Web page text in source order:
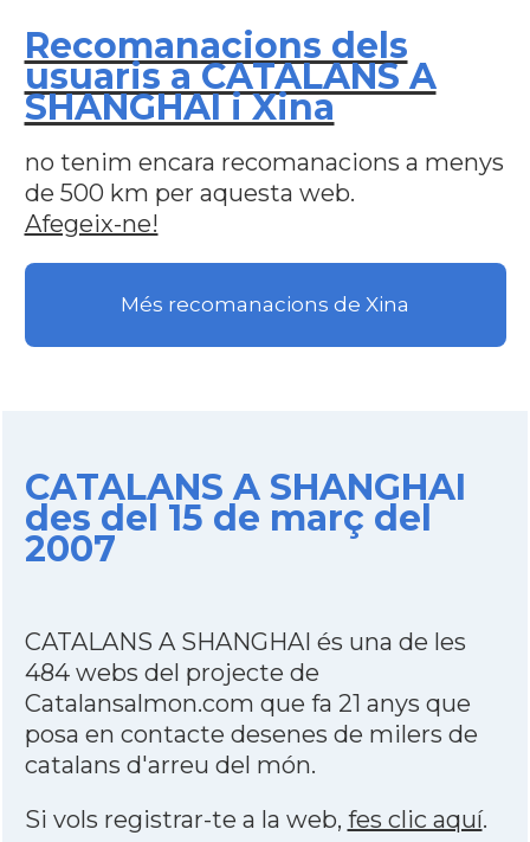
Recomanacions dels
usuaris a CATALANS A
SHANGHAI i Xina
no tenim encara recomanacions a menys
de 500 km per aquesta web.
Afegeix-ne!
Més recomanacions de Xina
CATALANS A SHANGHAI
des del 15 de març del
2007
CATALANS A SHANGHAI és una de les
484 webs del projecte de
Catalansalmon.com que fa 21 anys que
posa en contacte desenes de milers de
catalans d'arreu del món.
Si vols registrar-te a la web, fes clic aquí.